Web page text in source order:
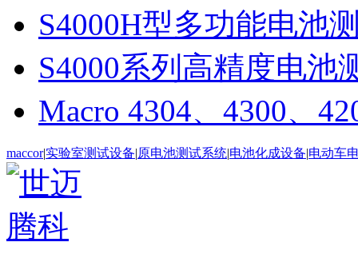
S4000H型多功能电池
S4000系列高精度电池
Macro 4304、4300、
maccor|实验室测试设备|原电池测试系统|电池化成设备|电动车